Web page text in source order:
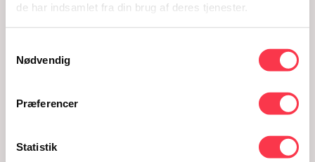
de har indsamlet fra din brug af deres tjenester.
Nødvendig
Præferencer
Statistik
Husholdning Brudekjoler
Undertøj
Dannerhuset
Særlige lejligheder